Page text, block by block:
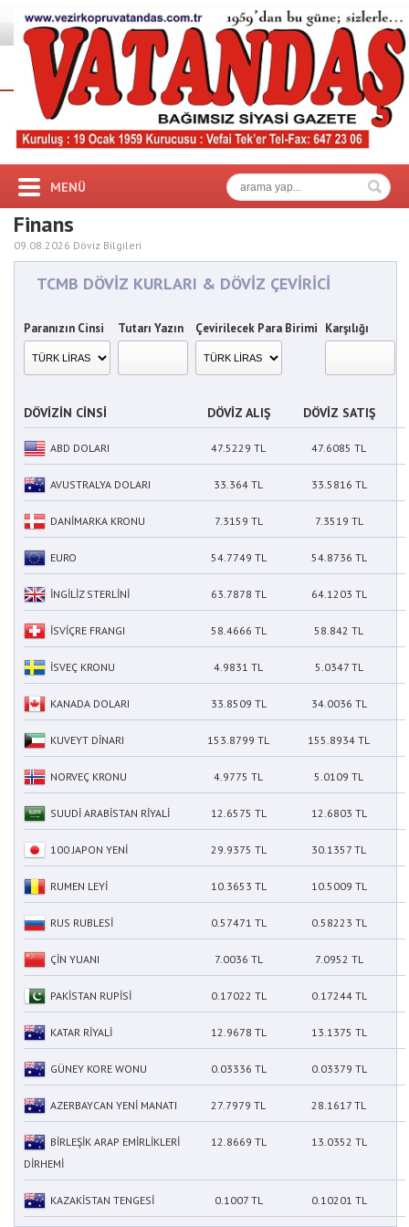
MENÜ
Finans
09.08.2026 Döviz Bilgileri
TCMB DÖVİZ KURLARI & DÖVİZ ÇEVİRİCİ
Paranızın Cinsi Tutarı Yazın Çevirilecek Para Birimi Karşılığı
DÖVİZİN CİNSİ DÖVİZ ALIŞ DÖVİZ SATIŞ
ABD DOLARI 47.5229 TL 47.6085 TL
AVUSTRALYA DOLARI 33.364 TL 33.5816 TL
DANİMARKA KRONU 7.3159 TL 7.3519 TL
EURO 54.7749 TL 54.8736 TL
İNGİLİZ STERLİNİ 63.7878 TL 64.1203 TL
İSVİÇRE FRANGI 58.4666 TL 58.842 TL
İSVEÇ KRONU 4.9831 TL 5.0347 TL
KANADA DOLARI 33.8509 TL 34.0036 TL
KUVEYT DİNARI 153.8799 TL 155.8934 TL
NORVEÇ KRONU 4.9775 TL 5.0109 TL
SUUDİ ARABİSTAN RİYALİ 12.6575 TL 12.6803 TL
100 JAPON YENİ 29.9375 TL 30.1357 TL
RUMEN LEYİ 10.3653 TL 10.5009 TL
RUS RUBLESİ 0.57471 TL 0.58223 TL
ÇİN YUANI 7.0036 TL 7.0952 TL
PAKİSTAN RUPİSİ 0.17022 TL 0.17244 TL
KATAR RİYALİ 12.9678 TL 13.1375 TL
GÜNEY KORE WONU 0.03336 TL 0.03379 TL
AZERBAYCAN YENİ MANATI 27.7979 TL 28.1617 TL
BİRLEŞİK ARAP EMİRLİKLERİ
DİRHEMİ
12.8669 TL 13.0352 TL
KAZAKİSTAN TENGESİ 0.1007 TL 0.10201 TL